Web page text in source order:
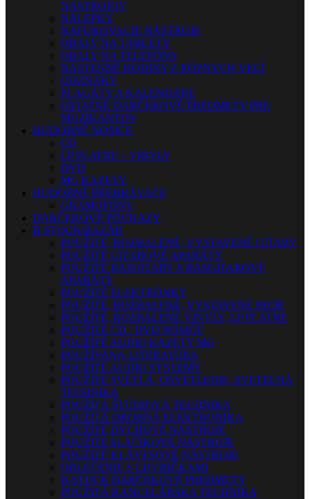
NÁSTROJOV
NÁLEPKY
NAFUKOVACIE NÁSTROJE
OBALY NA TABLETY
OBALY NA TELEFÓNY
NÁSTENNÉ HODINY Z RÔZNYCH VECÍ
ODZNAKY
PLAGÁTY A KALENDÁRE
OSTATNÉ DARČEKOVÉ PREDMETY PRE
MUZIKANTOV
HUDOBNÉ NOSIČE
CD
LP PLATNE – VINYLY
DVD
MG KAZETY
HUDOBNÉ PREHRÁVAČE
GRAMOFÓNY
DARČEKOVÉ POUKAZY
B-STOCK/BAZÁR
POUŽITÉ, ROZBALENÉ, VYSTAVENÉ GITARY
POUŽITÉ GITAROVÉ APARÁTY
POUŽITÉ BASGITARY A BASGITAROVÉ
APARÁTY
POUŽITÉ ELEKTRÓNKY
POUŽITÉ, ROZBALENÉ, VYSTAVENÉ BICIE
POUŽITÉ, ROZBALENÉ VINYLY, LP PLATNE
POUŽITÉ CD / DVD NOSIČE
POUŽITÉ AUDIO KAZETY MG
POUŽÍVANÁ LITERATÚRA
POUŽITÉ AUDIO SYSTÉMY
POUŽITÉ SVETLÁ, OSVETLENIE, SVETELNÁ
TECHNIKA
POUŽITÁ ŠTÚDIOVÁ TECHNIKA
POUŽITÁ DROBNÁ ELEKTRONIKA
POUŽITÉ DYCHOVÉ NÁSTROJE
POUŽITÉ SLÁČIKOVÉ NÁSTROJE
POUŽITÉ KLÁVESOVÉ NÁSTROJE
OBLEČENIE S CHYBIČKAMI
B-STOCK DARČEKOVÉ PREDMETY
POUŽITÁ KANCELÁRSKA TECHNIKA